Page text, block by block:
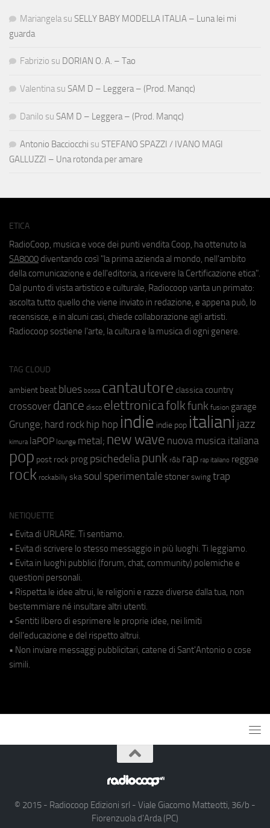
Mariangela su SELLY BABY MODELLA ITALIA – Luna lei mi
guarda
Fabrizio su DORIAN O. A. – Tao
Valentina su SAM D – Leggera – (Prod. Manqc)
Danilo su SAM D – Leggera – (Prod. Manqc)
Antonio Bacciocchi su STEFANO SPAZZI / IVANO MAGI
GALLUZZI – Una rotonda per amare
ETICA
RadioCoop, musica e voce dei punti vendita Coop, ha ottenuto la
SA8000 diventando così "la prima azienda al mondo, nell'ambito
della comunicazione e dell'editoria, a ricevere la Certificazione etica".
Dal punto di vista artistico e culturale, Radiocoop vanta un primato:
ascolta tutto quello che viene inviato in redazione, e appena può, lo
recensisce, e in alcuni casi, chiede collaborazione agli artisti.
Radiocoop sostiene l'arte, la cultura e la musica di ogni genere.
TAG CLOUD
ambient beat blues bossa cantautore classica country
crossover dance disco elettronicafolkfunk fusion garage
Grunge; hard rock hip hop indie indie pop italiani jazz
kimura laPOP lounge metal; new wave nuova musica italiana
pop post rock prog psichedeliapunk r&b rap rap italiano reggae
rock rockabilly ska soul sperimentale stoner swing trap
NETIQUETTE
• Evita di URLARE. Ti sentiamo.
• Evita di scrivere lo stesso messaggio in più luoghi. Ti leggiamo.
• Evita in luoghi pubblici (forum, chat, community) polemiche e
questioni personali.
• Rispetta le idee altrui, le religioni e razze diverse dalla tua, non
bestemmiare né insultare altri utenti.
• Sentiti libero di esprimere le proprie idee, nei limiti
dell'educazione e del rispetto altrui.
• Non inviare messaggi pubblicitari, catene di Sant'Antonio o cose
simili.
© 2015 - Radiocoop Edizioni srl - Viale Giacomo Matteotti, 36/b -
Fiorenzuola d'Arda (PC)